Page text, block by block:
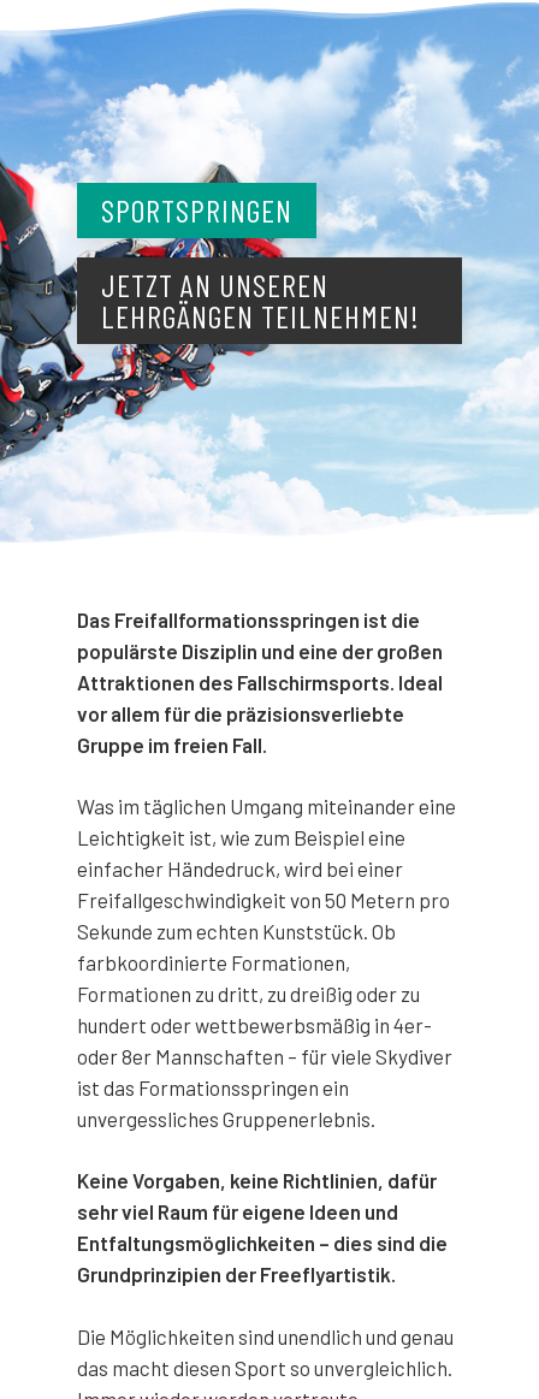
SPORTSPRINGEN
JETZT AN UNSEREN
LEHRGÄNGEN TEILNEHMEN!
Das Freifallformationsspringen ist die
populärste Disziplin und eine der großen
Attraktionen des Fallschirmsports. Ideal
vor allem für die präzisionsverliebte
Gruppe im freien Fall.
Was im täglichen Umgang miteinander eine
Leichtigkeit ist, wie zum Beispiel eine
einfacher Händedruck, wird bei einer
Freifallgeschwindigkeit von 50 Metern pro
Sekunde zum echten Kunststück. Ob
farbkoordinierte Formationen,
Formationen zu dritt, zu dreißig oder zu
hundert oder wettbewerbsmäßig in 4er-
oder 8er Mannschaften – für viele Skydiver
ist das Formationsspringen ein
unvergessliches Gruppenerlebnis.
Keine Vorgaben, keine Richtlinien, dafür
sehr viel Raum für eigene Ideen und
Entfaltungsmöglichkeiten – dies sind die
Grundprinzipien der Freeflyartistik.
Die Möglichkeiten sind unendlich und genau
das macht diesen Sport so unvergleichlich.